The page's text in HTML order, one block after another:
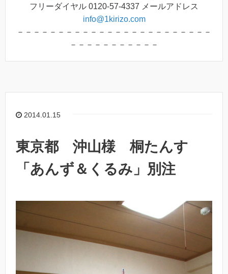
フリーダイヤル 0120-57-4337 メールアドレス
info@1kirizo.com
－－－－－－－－－－－－－－－－－－－－－－－－
－－－－－－－－－－－
2014.01.15
東京都 沖山様 桐たんす
「あんず＆くるみ」別注